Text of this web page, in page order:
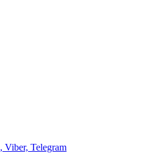
Viber, Telegram